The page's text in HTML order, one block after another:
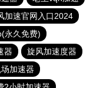
加速官网入口2024
永久免费)
器
旋风加速度器
加速器